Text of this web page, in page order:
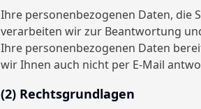
Ihre personenbezogenen Daten, die
verarbeiten wir zur Beantwortung
Ihre personenbezogenen Daten
wir Ihnen auch nicht per E-Mail
(2) Rechtsgrundlagen